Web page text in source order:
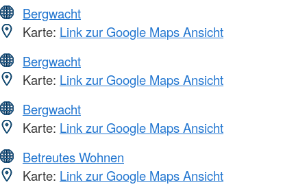
Bergwacht
Karte: Link zur Google Maps Ansicht
Bergwacht
Karte: Link zur Google Maps Ansicht
Bergwacht
Karte: Link zur Google Maps Ansicht
Betreutes Wohnen
Karte: Link zur Google Maps Ansicht